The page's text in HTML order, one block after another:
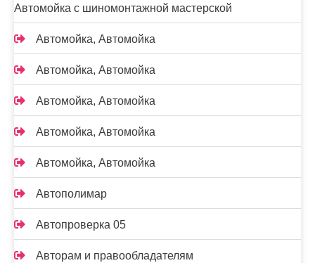
Автомойка с шиномонтажной мастерской
Автомойка, Автомойка
Автомойка, Автомойка
Автомойка, Автомойка
Автомойка, Автомойка
Автомойка, Автомойка
Автополимар
Автопроверка 05
Авторам и правообладателям